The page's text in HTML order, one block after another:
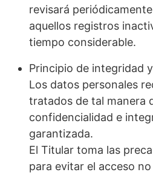
revisará
aquellos registros
tiempo considerable.
Principio de integridad
Los datos personales
tratados de tal manera
confidencialidad e
garantizada.
El Titular toma las
para evitar el acceso